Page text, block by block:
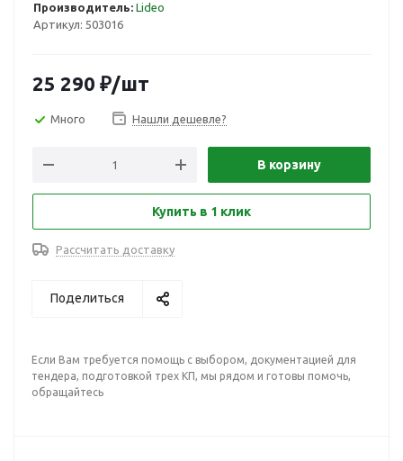
Артикул: 503016
Производитель: Lideo
25 290 ₽/шт
Много Нашли дешевле?
В корзину
Купить в 1 клик
Рассчитать доставку
Поделиться
Если Вам требуется помощь с выбором, документацией для
тендера, подготовкой трех КП, мы рядом и готовы помочь,
обращайтесь